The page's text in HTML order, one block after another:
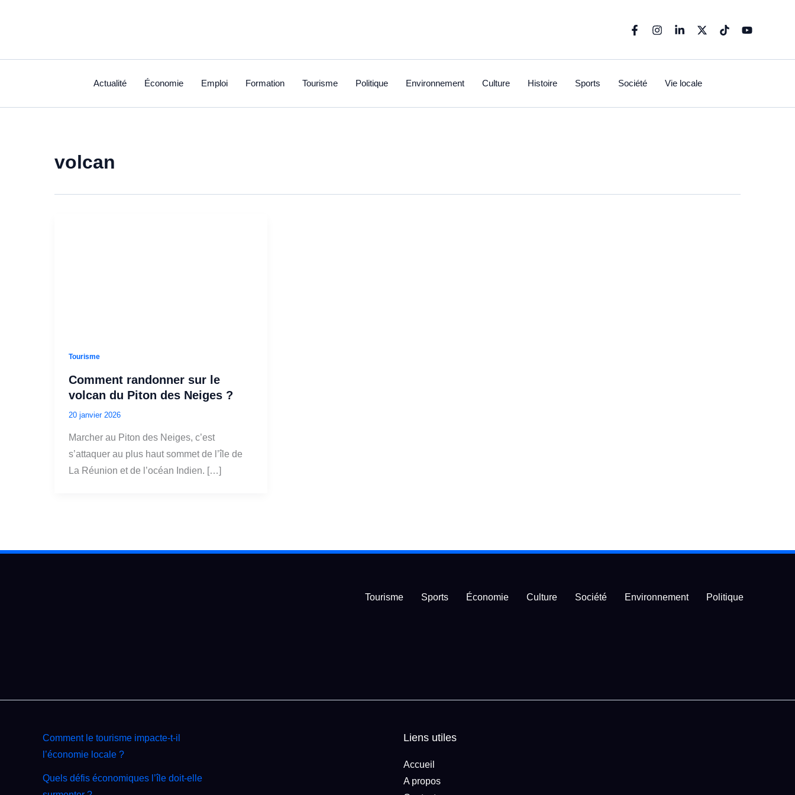
Actualité Économie Emploi Formation Tourisme Politique Environnement Culture Histoire Sports Société Vie locale
volcan
Tourisme
Comment randonner sur le
volcan du Piton des Neiges ?
20 janvier 2026
Marcher au Piton des Neiges, c’est
s’attaquer au plus haut sommet de l’île de
La Réunion et de l’océan Indien. […]
Tourisme Sports Économie Culture Société Environnement Politique
Comment le tourisme impacte‑t‑il
l’économie locale ?
Quels défis économiques l’île doit‑elle
Liens utiles
Accueil
A propos